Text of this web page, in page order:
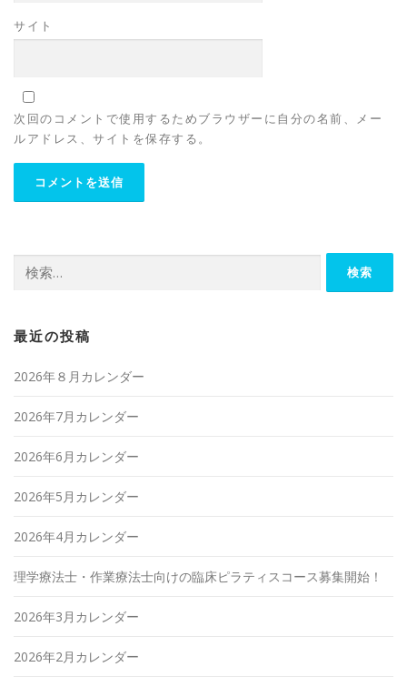
サイト
次回のコメントで使用するためブラウザーに自分の名前、メー
ルアドレス、サイトを保存する。
索:
最近の投稿
2026年８月カレンダー
2026年7月カレンダー
2026年6月カレンダー
2026年5月カレンダー
2026年4月カレンダー
理学療法士・作業療法士向けの臨床ピラティスコース募集開始！
2026年3月カレンダー
2026年2月カレンダー